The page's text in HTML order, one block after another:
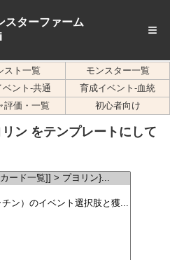
スターファーム
≡
スト一覧
モンスター一覧
ベント-共通
育成イベント-血統
評価・一覧 初心者向け
ン をテンプレートにして